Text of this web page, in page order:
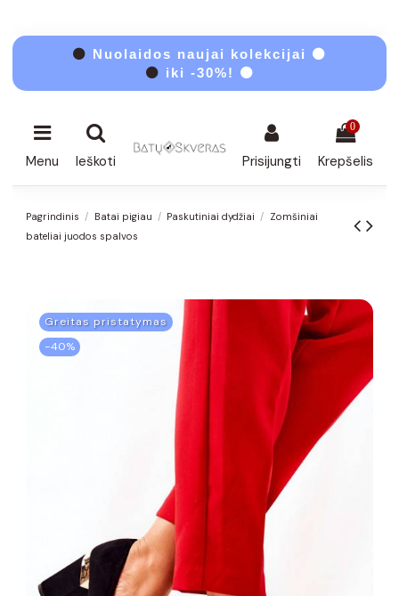
⚫ Nuolaidos naujai kolekcijai ⚫
⚫ iki -30%! ⚫
Menu Ieškoti Prisijungti
0
Krepšelis
Pagrindinis Batai pigiau Paskutiniai dydžiai
Zomšiniai
bateliai juodos spalvos
Greitas pristatymas
−40%